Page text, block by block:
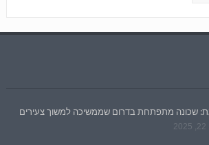
שכונה מתפתחת בדרום שממשיכה למשוך צעירים